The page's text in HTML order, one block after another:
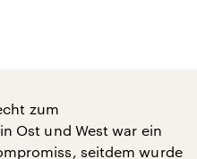
zum
Ost und West war ein
seitdem wurde